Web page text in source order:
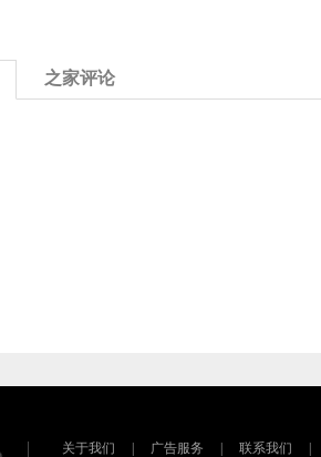
之家评论
关于我们 广告服务 联系我们